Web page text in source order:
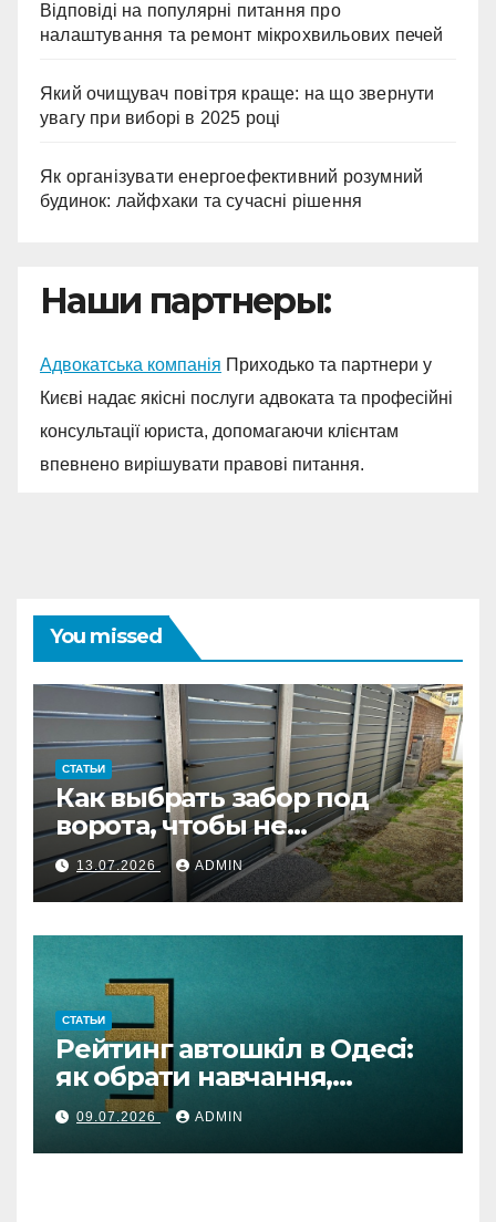
Відповіді на популярні питання про
налаштування та ремонт мікрохвильових печей
Який очищувач повітря краще: на що звернути
увагу при виборі в 2025 році
Як організувати енергоефективний розумний
будинок: лайфхаки та сучасні рішення
Наши партнеры:
Адвокатська компанія Приходько та партнери у
Києві надає якісні послуги адвоката та професійні
консультації юриста, допомагаючи клієнтам
впевнено вирішувати правові питання.
You missed
СТАТЬИ
Как выбрать забор под
ворота, чтобы не
переделывать систему
13.07.2026 ADMIN
СТАТЬИ
Рейтинг автошкіл в Одесі:
як обрати навчання,
автоінструктора та
підготовку онлайн
09.07.2026 ADMIN